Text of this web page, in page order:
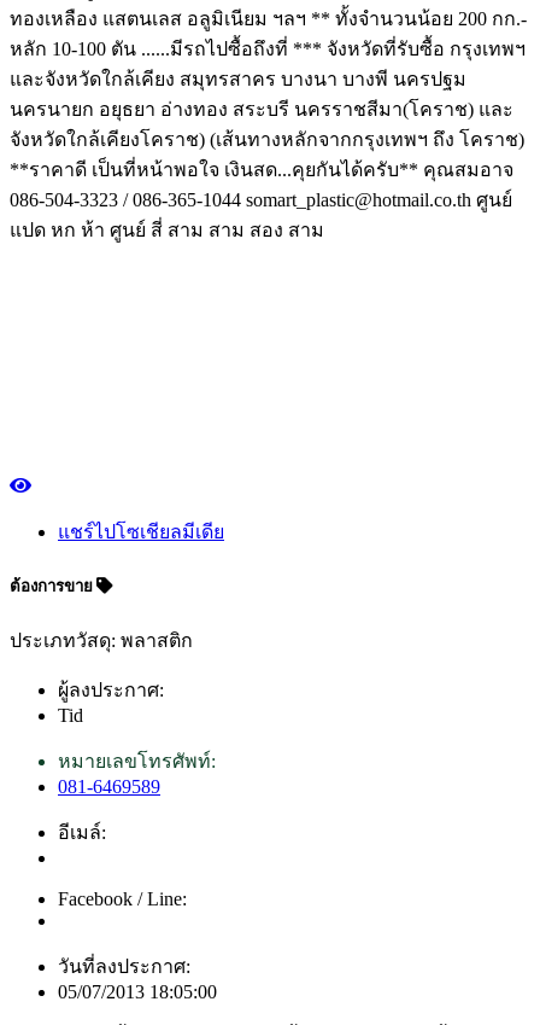
ทองเหลือง แสตนเลส อลูมิเนียม ฯลฯ ** ทั้งจำนวนน้อย 200 กก.-
หลัก 10-100 ตัน ......มีรถไปซื้อถึงที่ *** จังหวัดที่รับซื้อ กรุงเทพฯ
และจังหวัดใกล้เคียง สมุทรสาคร บางนา บางพี นครปฐม
นครนายก อยุธยา อ่างทอง สระบรี นครราชสีมา(โคราช) และ
จังหวัดใกล้เคียงโคราช) (เส้นทางหลักจากกรุงเทพฯ ถึง โคราช)
**ราคาดี เป็นที่หน้าพอใจ เงินสด...คุยกันได้ครับ** คุณสมอาจ
086-504-3323 / 086-365-1044 somart_plastic@hotmail.co.th ศูนย์
แปด หก ห้า ศูนย์ สี่ สาม สาม สอง สาม
แชร์ไปโซเชียลมีเดีย
ต้องการขาย
ประเภทวัสดุ: พลาสติก
ผู้ลงประกาศ:
Tid
หมายเลขโทรศัพท์:
081-6469589
อีเมล์:
Facebook / Line:
วันที่ลงประกาศ:
05/07/2013 18:05:00